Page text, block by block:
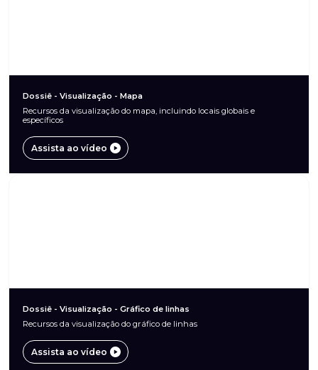
Dossiê - Visualização - Mapa
Recursos da visualização do mapa, incluindo locais globais e
específicos
Assista ao vídeo
Dossiê - Visualização - Gráfico de linhas
Recursos da visualização do gráfico de linhas
Assista ao vídeo